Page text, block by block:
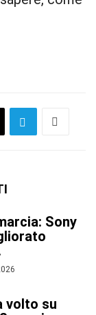
Sony
volto su